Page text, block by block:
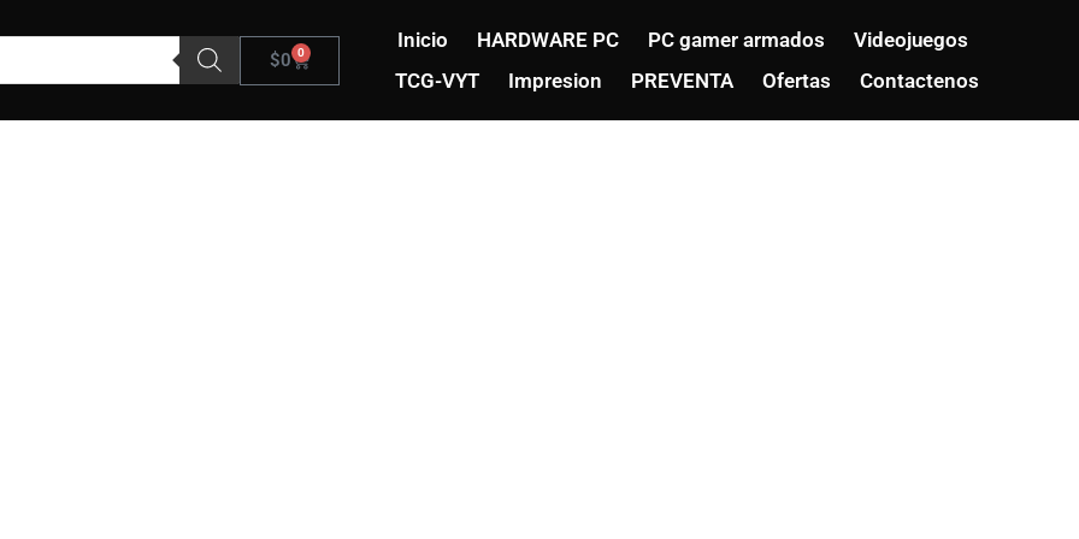
$0 0
Carrito
Inicio HARDWARE PC PC gamer armados
Videojuegos
TCG-VYT
Impresion PREVENTA Ofertas Contactenos